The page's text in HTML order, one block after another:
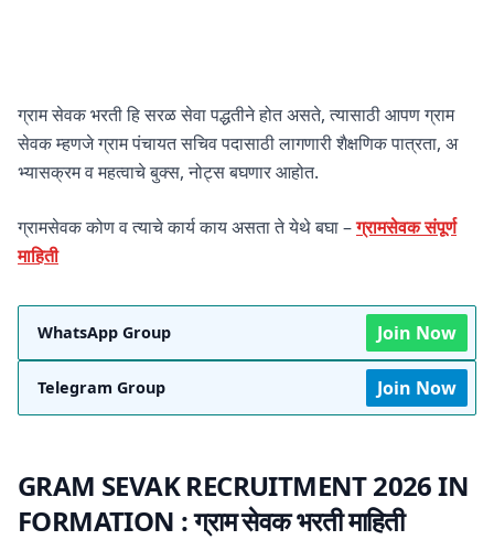
ग्राम सेवक भरती हि सरळ सेवा पद्धतीने होत असते, त्यासाठी आपण ग्राम
सेवक म्हणजे ग्राम पंचायत सचिव पदासाठी लागणारी शैक्षणिक पात्रता, अ
भ्यासक्रम व महत्वाचे बुक्स, नोट्स बघणार आहोत.
ग्रामसेवक कोण व त्याचे कार्य काय असता ते येथे बघा –ग्रामसेवक संपूर्ण
माहिती
WhatsApp Group Join Now
Telegram Group Join Now
GRAM SEVAK RECRUITMENT 2026 IN
FORMATION :ग्राम सेवक भरती माहिती